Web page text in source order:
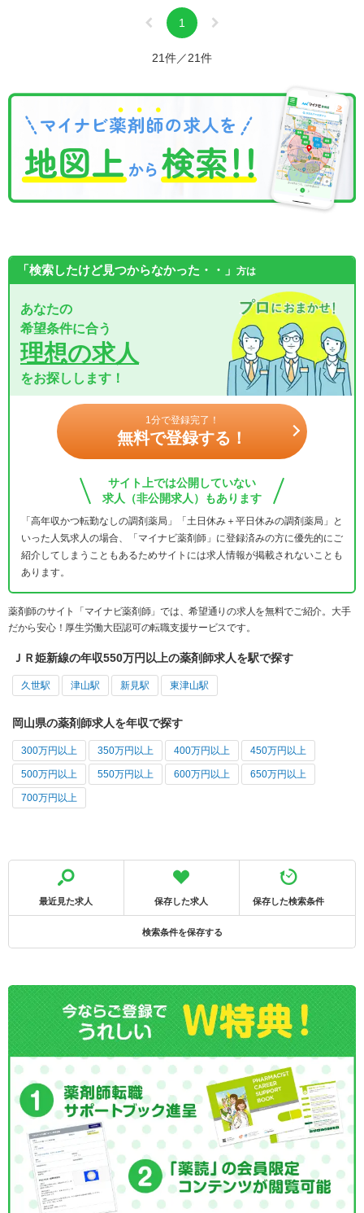
1
21件／21件
「検索したけど見つからなかった・・」 方は
あなたの
希望条件に合う
理想の求人
をお探しします！
1分で登録完了！
無料で登録する！
サイト上では公開していない
求人（非公開求人）もあります
「高年収かつ転勤なしの調剤薬局」「土日休み＋平日休みの調剤薬局」と
いった人気求人の場合、「マイナビ薬剤師」に登録済みの方に優先的にご
紹介してしまうこともあるためサイトには求人情報が掲載されないことも
あります。
薬剤師のサイト「マイナビ薬剤師」では、希望通りの求人を無料でご紹介。大手
だから安心！厚生労働大臣認可の転職支援サービスです。
ＪＲ姫新線の年収550万円以上の薬剤師求人を駅で探す
久世駅 津山駅 新見駅 東津山駅
岡山県の薬剤師求人を年収で探す
300万円以上 350万円以上 400万円以上 450万円以上
500万円以上 550万円以上 600万円以上 650万円以上
700万円以上
最近見た求人 保存した求人 保存した検索条件
検索条件を保存する